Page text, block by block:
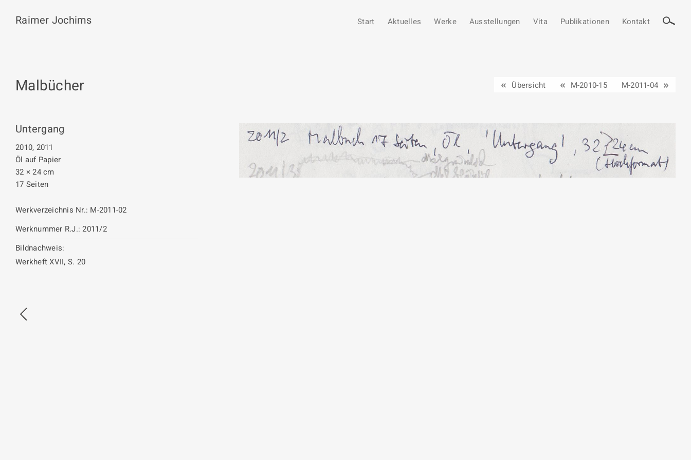
Raimer Jochims Start Aktuelles Werke Ausstellungen Vita Publikationen Kontakt
Malbücher Übersicht M-2010-15 M-2011-04
Untergang
2010, 2011
Öl auf Papier
32 × 24 cm
17 Seiten
Werkverzeichnis Nr.: M-2011-02
Werknummer R.J.: 2011/2
Bildnachweis:
Werkheft XVII, S. 20